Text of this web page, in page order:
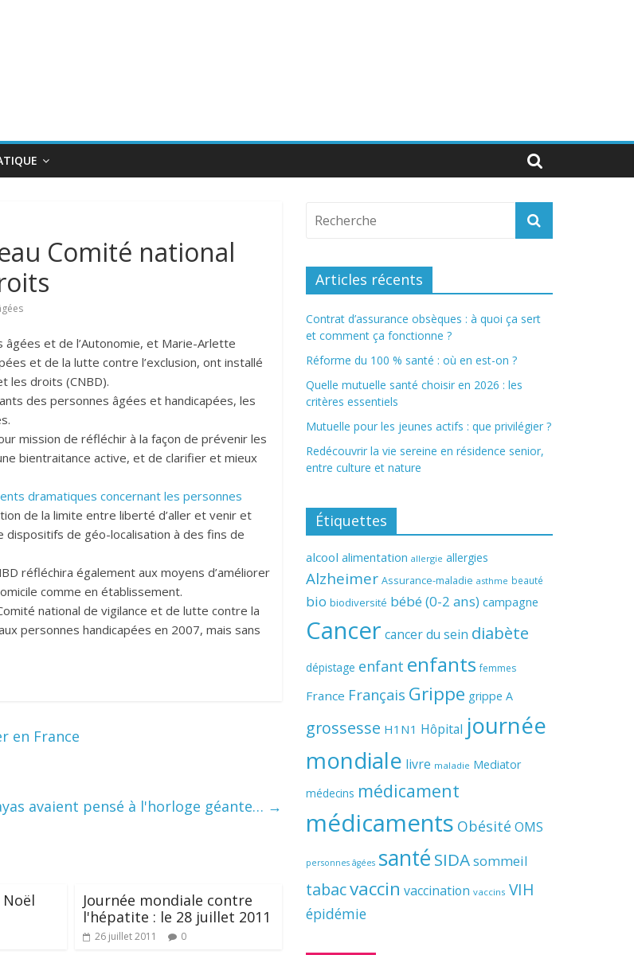
Comité national
âgées et de l’Autonomie, et Marie-Arlette
et de la lutte contre l’exclusion, ont installé
les droits (CNBD).
des personnes âgées et handicapées, les
mission de réfléchir à la façon de prévenir les
bientraitance active, et de clarifier et mieux
dramatiques concernant les personnes
de la limite entre liberté d’aller et venir et
dispositifs de géo-localisation à des fins de
réfléchira également aux moyens d’améliorer
comme en établissement.
national de vigilance et de lutte contre la
personnes handicapées en 2007, mais sans
en France
avaient pensé à l'horloge géante… →
Journée mondiale contre
l'hépatite : le 28 juillet 2011
26 juillet 2011 0
Articles récents
Contrat d’assurance obsèques : à quoi ça sert
et comment ça fonctionne ?
Réforme du 100 % santé : où en est-on ?
Quelle mutuelle santé choisir en 2026 : les
critères essentiels
Mutuelle pour les jeunes actifs : que privilégier ?
Redécouvrir la vie sereine en résidence senior,
entre culture et nature
Étiquettes
alcool alimentation allergie allergies
Alzheimer Assurance-maladie asthme beauté
bio biodiversité bébé (0-2 ans) campagne
Cancer cancer du sein diabète
dépistage enfant enfants femmes
France Français Grippe grippe A
grossesse H1N1 Hôpital journée
mondiale livre maladie Mediator
médecins médicament
médicaments Obésité OMS
personnes âgées santé SIDAsommeil
tabacvaccin vaccination vaccins VIH
épidémie